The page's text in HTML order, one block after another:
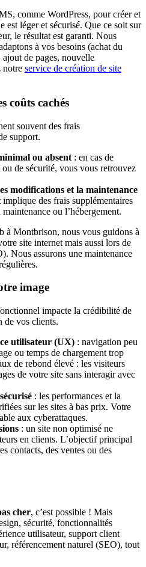
comme WordPress, pour créer et
est léger et sécurisé. Que ce soit sur
le résultat est garanti. Nous
à vos besoins (achat du
de pages, nouvelle
notre service de création de site
coûts cachés
souvent des frais
support.
ou absent : en cas de
de sécurité, vous vous retrouvez
modifications et la maintenance
des frais supplémentaires
ou l’hébergement.
à Montbrison, nous vous guidons à
site internet mais aussi lors de
Nous assurons une maintenance
image
impacte la crédibilité de
de vos clients.
utilisateur (UX) : navigation peu
ou temps de chargement trop
de rebond élevé : les visiteurs
de votre site sans interagir avec
: les performances et la
sur les sites à bas prix. Votre
aux cyberattaques.
: un site non optimisé ne
en clients. L’objectif principal
contacts, des ventes ou des
cher, c’est possible ! Mais
sécurité, fonctionnalités
utilisateur, support client
référencement naturel (SEO), tout